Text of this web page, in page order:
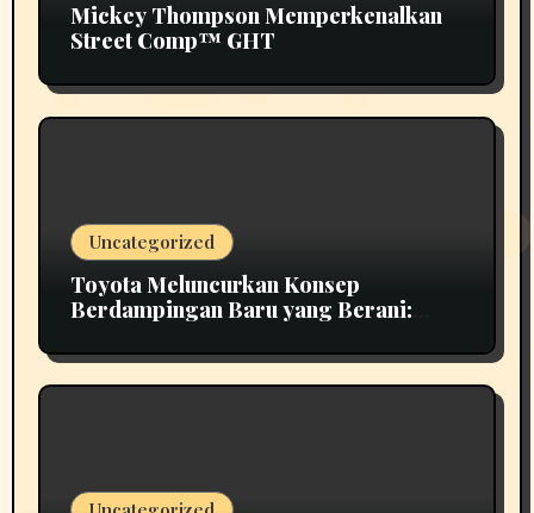
Mickey Thompson Memperkenalkan
Street Comp™ GHT
Uncategorized
Toyota Meluncurkan Konsep
Berdampingan Baru yang Berani: